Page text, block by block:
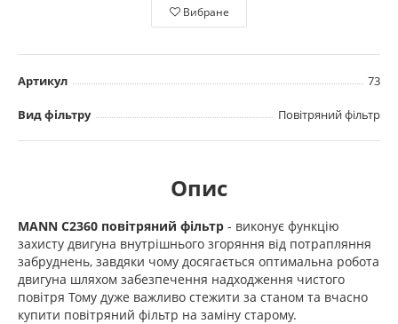
Вибране
Артикул 73
Вид фільтру Повітряний фільтр
Опис
MANN C2360 повітряний фільтр - виконує функцію
захисту двигуна внутрішнього згоряння від потрапляння
забруднень, завдяки чому досягається оптимальна робота
двигуна шляхом забезпечення надходження чистого
повітря Тому дуже важливо стежити за станом та вчасно
купити повітряний фільтр на заміну старому.